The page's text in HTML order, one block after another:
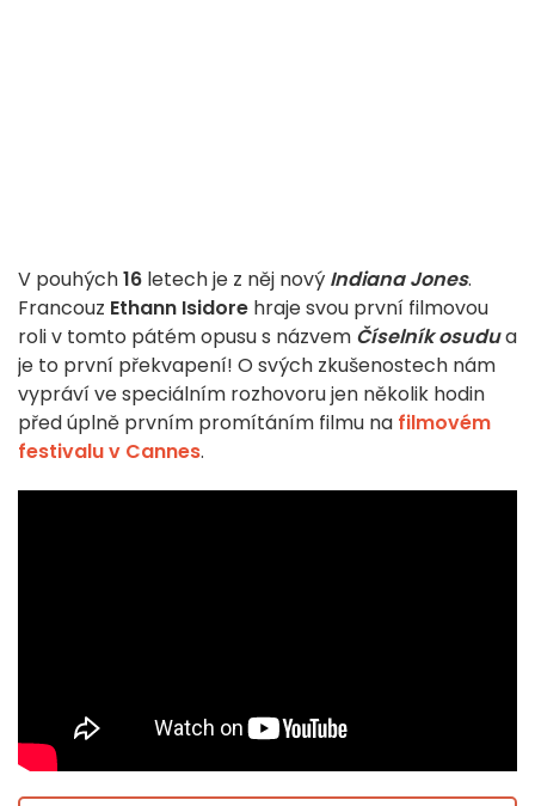
V pouhých16 letech je z něj nový Indiana Jones.
Francouz Ethann Isidore hraje svou první filmovou
roli v tomto pátém opusu s názvem Číselník osudua
je to první překvapení! O svých zkušenostech nám
vypráví ve speciálním rozhovoru jen několik hodin
před úplně prvním promítáním filmu na filmovém
festivalu v Cannes.